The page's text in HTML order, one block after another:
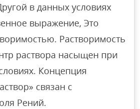
в данных условиях
выражение, Это
Растворимость
раствора насыщен при
Концепция
связан с
Рений.